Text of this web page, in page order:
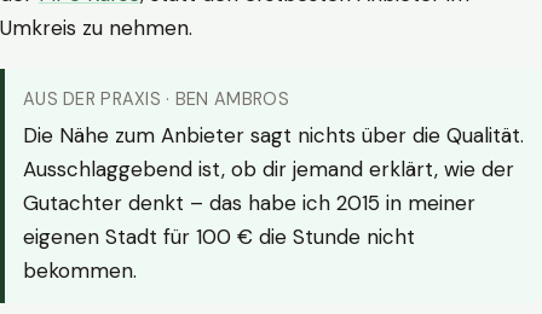
Umkreis zu nehmen.
AUS DER PRAXIS · BEN AMBROS
Die Nähe zum Anbieter sagt nichts über die Qualität.
Ausschlaggebend ist, ob dir jemand erklärt, wie der
Gutachter denkt – das habe ich 2015 in meiner
eigenen Stadt für 100 € die Stunde nicht
bekommen.